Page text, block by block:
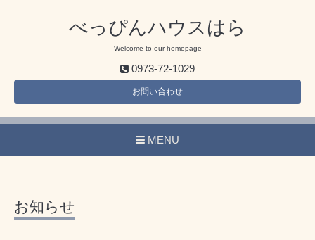
べっぴんハウスはら
Welcome to our homepage
0973-72-1029
お問い合わせ
MENU
お知らせ